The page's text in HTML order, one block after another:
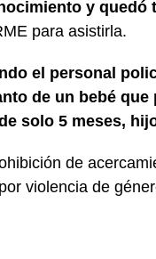
y quedó
para asistirla.
el personal
de un bebé
solo 5 meses,
de
violencia de